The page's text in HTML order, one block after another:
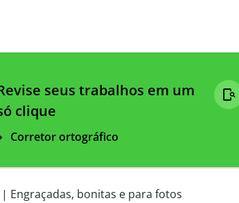
seus trabalhos em um
clique
Corretor ortográfico
| Engraçadas, bonitas e para fotos